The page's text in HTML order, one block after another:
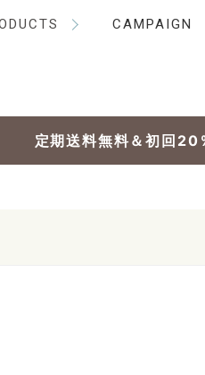
CAMPAIGN
定期送料無料＆初回